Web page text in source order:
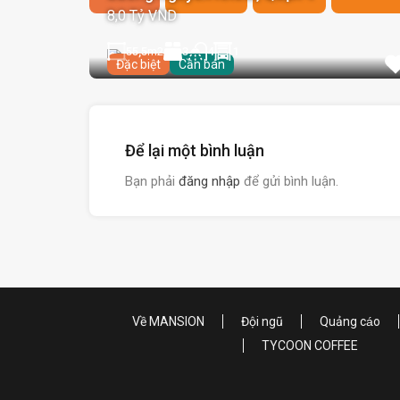
Đặc biệt Cần bán
8,0 Tỷ VND
55,5m2 3 4
Để lại một bình luận
Bạn phải đăng nhập để gửi bình luận.
Về MANSION Đội ngũ Quảng cáo
TYCOON COFFEE